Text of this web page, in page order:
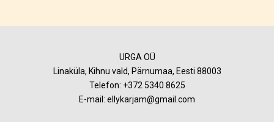
URGA OÜ
Linaküla, Kihnu vald, Pärnumaa, Eesti 88003
Telefon: +372 5340 8625
E-mail: ellykarjam@gmail.com